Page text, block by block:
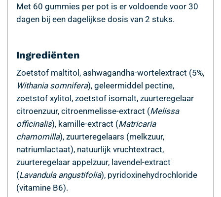
Met 60 gummies per pot is er voldoende voor 30
dagen bij een dagelijkse dosis van 2 stuks.
Ingrediënten
Zoetstof maltitol, ashwagandha-wortelextract (5%,
Withania somnifera), geleermiddel pectine,
zoetstof xylitol, zoetstof isomalt, zuurteregelaar
citroenzuur, citroenmelisse-extract (Melissa
officinalis), kamille-extract (Matricaria
chamomilla), zuurteregelaars (melkzuur,
natriumlactaat), natuurlijk vruchtextract,
zuurteregelaar appelzuur, lavendel-extract
(Lavandula angustifolia), pyridoxinehydrochloride
(vitamine B6).